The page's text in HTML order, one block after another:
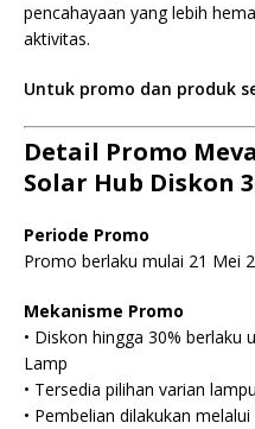
pencahayaan yang lebih
aktivitas.
Untuk promo dan produk
Detail Promo
Solar Hub Diskon
Periode Promo
Promo berlaku mulai 21 Mei
Mekanisme Promo
• Diskon hingga 30% berlaku
Lamp
• Tersedia pilihan varian
• Pembelian dilakukan